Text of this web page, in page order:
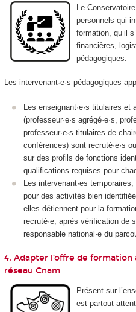
Le
personnels qui
formation, qu’il
financières,
pédagogiques.
Les intervenant·e·s pédagogiques
Les enseignant·e·s titulaires
(professeur·e·s agrégé·e·s,
professeur·e·s titulaires de
conférences) sont recruté·e·s
sur des profils de fonctions
qualifications requises pour
Les intervenant·es
pour des activités bien
elles détiennent pour la
recruté·e, après vérification de
responsable national·e du
4. Adapter l’offre de
réseau Cnam
Présent sur
est partout